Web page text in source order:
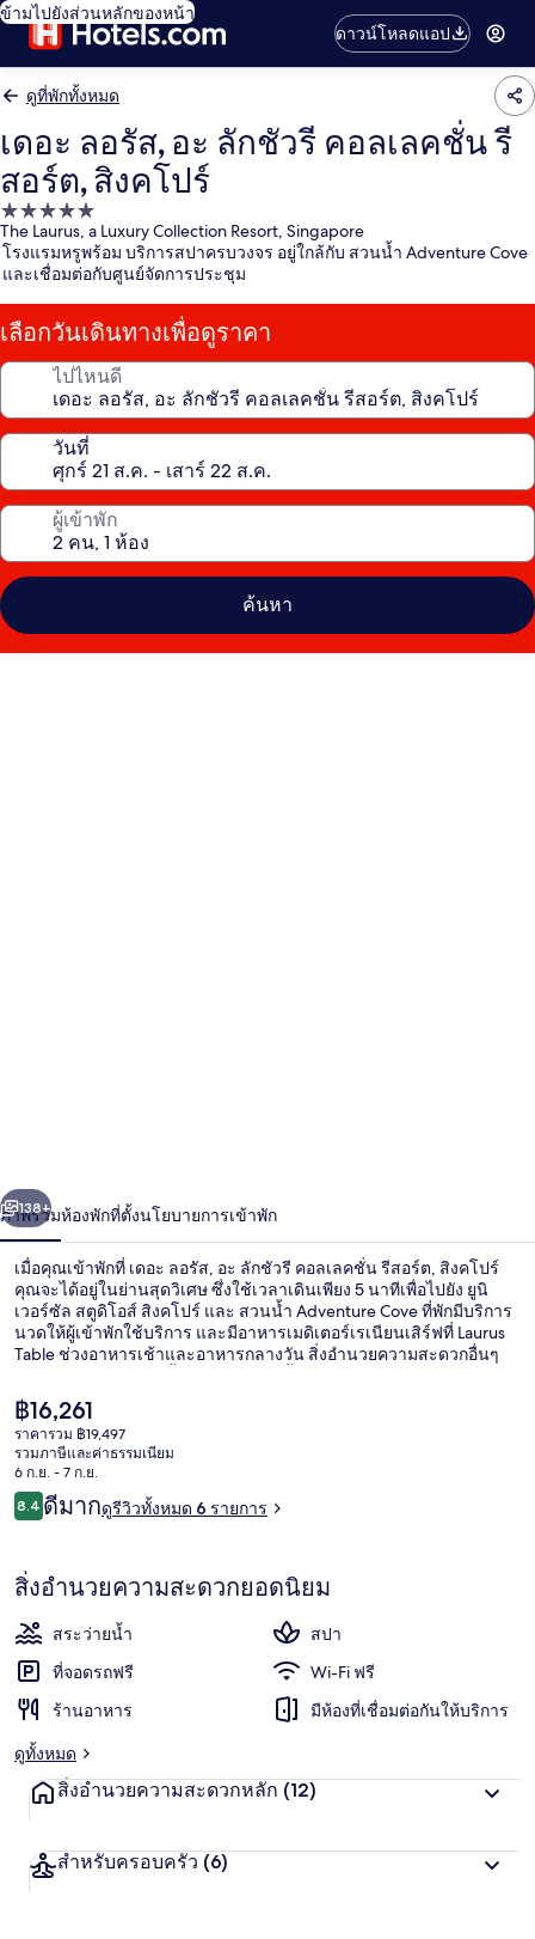
ข้ามไปยังส่วนหลักของหน้า
ดาวน์โหลดแอป
ดูที่พักทั้งหมด
เดอะ ลอรัส, อะ ลักชัวรี คอลเลคชั่น รี
สอร์ต, สิงคโปร์
ที่พัก
5.0
ดาว
The Laurus, a Luxury Collection Resort, Singapore
โรงแรมหรูพร้อม บริการสปาครบวงจร อยู่ใกล้กับ สวนน้ำ Adventure Cove
และเชื่อมต่อกับศูนย์จัดการประชุม
เลือกวันเดินทางเพื่อดูราคา
ไปไหนดี
วันที่
ผู้เข้าพัก
ค้นหา
ลัก
ชัว
คอลเล
คชั่น
สอร์ต,
า
ถัดไป
138+
ภาพรวมห้องพักที่ตั้งนโยบายการเข้าพัก
เมื่อคุณเข้าพักที่ เดอะ ลอรัส, อะ ลักชัวรี คอลเลคชั่น รีสอร์ต, สิงคโปร์
คุณจะได้อยู่ในย่านสุดวิเศษ ซึ่งใช้เวลาเดินเพียง 5 นาทีเพื่อไปยัง ยูนิ
เวอร์ซัล สตูดิโอส์ สิงคโปร์ และ สวนน้ำ Adventure Cove ที่พักมีบริการ
นวดให้ผู้เข้าพักใช้บริการ และมีอาหารเมดิเตอร์เรเนียนเสิร์ฟที่ Laurus
Table ช่วงอาหารเช้าและอาหารกลางวัน สิ่งอำนวยความสะดวกอื่นๆ
ฟิตเนส 24 ชม. นักเดินทางคนอื่นๆ ประทับใจพนักงาน ใกล้ขนส่ง
สาธารณะ: เดิน 6 นาทีถึง สถานีวิวรีสอร์ทส์เวิลด์ และ 7 นาทีถึง สถานี
อิมบิอะ
ราคา
ปัจจุบัน
฿16,261
฿16,261
ราคารวม ฿19,497
รวมภาษีและค่าธรรมเนียม
6 ก.ย. - 7 ก.ย.
รีวิว
8.48.4 จาก 10
ดีมากดูรีวิวทั้งหมด 6 รายการ
สิ่งอำนวยความสะดวกยอดนิยม
สระว่ายน้ำ
สปา
ที่จอดรถฟรี
Wi-Fi ฟรี
ร้านอาหาร
มีห้องที่เชื่อมต่อกันให้บริการ
ดูทั้งหมด
สิ่งอำนวยความสะดวกหลัก (12)
สำหรับครอบครัว (6)